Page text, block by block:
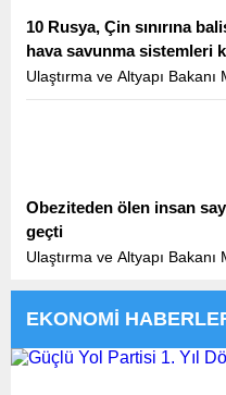
10 Rusya, Çin sınırına
hava savunma sistemleri
Ulaştırma ve Altyapı
büyüklüğü ve teknik
Obeziteden ölen insan
geçti
Ulaştırma ve Altyapı
Kapıkule Demiryolu Hattı
AB’ye bağlanmasını da
EKONOMİ